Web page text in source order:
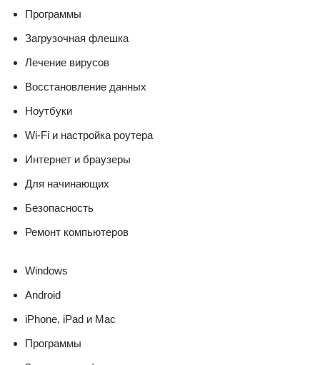
Программы
Загрузочная флешка
Лечение вирусов
Восстановление данных
Ноутбуки
Wi-Fi и настройка роутера
Интернет и браузеры
Для начинающих
Безопасность
Ремонт компьютеров
Windows
Android
iPhone, iPad и Mac
Программы